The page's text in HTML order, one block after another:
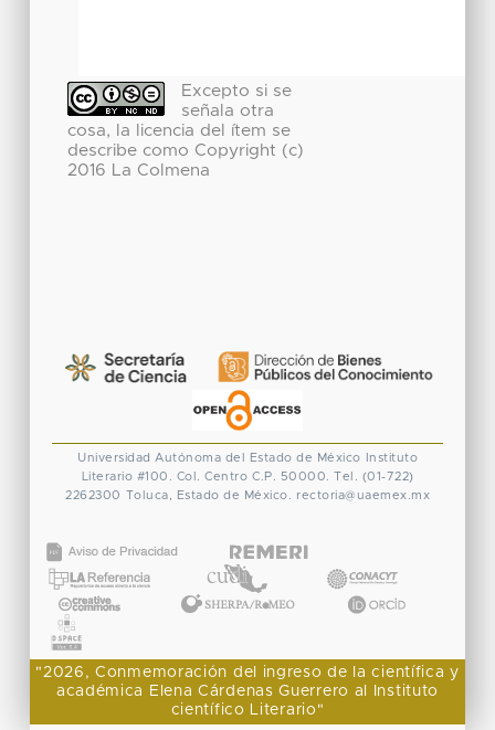
Excepto si se
señala otra
cosa, la licencia del ítem se
describe como Copyright (c)
2016 La Colmena
Universidad Autónoma del Estado de México
Instituto
Literario #100. Col. Centro C.P. 50000. Tel. (01-722)
2262300
Toluca, Estado de México. rectoria@uaemex.mx
"2026, Conmemoración del ingreso de la científica y
académica Elena Cárdenas Guerrero al Instituto
científico Literario"